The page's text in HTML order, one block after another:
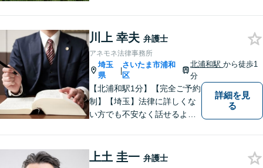
律相談・打ち合わせに力を入
れています。【万全のコロナ
対策】お気軽にご相談くださ
い。
川上 幸夫 弁護士
アネモネ法律事務所
埼玉
県
|
さいたま市浦和
区
北浦和駅から徒歩1
分
【北浦和駅1分】【完全ご予約
制】【埼玉】法律に詳しくな
い方でも不安なく話せるよ
く感じがちな法律問題も、少
詳細を見
る
上土 圭一 弁護士